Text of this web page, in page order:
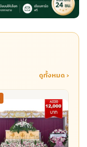
ดูทั้งหมด ›